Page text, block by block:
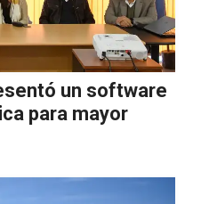
un software
para mayor